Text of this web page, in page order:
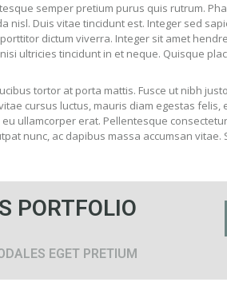
semper pretium purus quis rutrum.
nisl. Duis vitae tincidunt est. Integer sed
dictum viverra. Integer sit amet
ultricies tincidunt in et neque. Quisque
tortor at porta mattis. Fusce ut nibh
cursus luctus, mauris diam egestas felis,
ullamcorper erat. Pellentesque
nunc, ac dapibus massa accumsan
PORTFOLIO
EGET PRETIUM